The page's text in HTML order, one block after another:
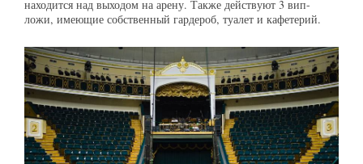
находится над выходом на арену. Также действуют 3 вип-
ложи, имеющие собственный гардероб, туалет и кафетерий.